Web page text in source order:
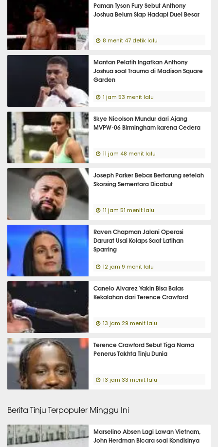
Paman Tyson Fury Sebut Anthony
Joshua Belum Siap Hadapi Duel Besar
8 menit 47 detik lalu
Mantan Pelatih Ingatkan Anthony
Joshua soal Trauma di Madison Square
Garden
1 jam 53 menit lalu
Skye Nicolson Mundur dari Ajang
MVPW-06 Birmingham karena Cedera
11 jam 48 menit lalu
Joseph Parker Bebas Bertarung setelah
Skorsing Sementara Dicabut
11 jam 51 menit lalu
Raven Chapman Jalani Operasi
Darurat Usai Kolaps Saat Latihan
Sparring
12 jam 9 menit lalu
Canelo Alvarez Yakin Bisa Balas
Kekalahan dari Terence Crawford
13 jam 29 menit lalu
Terence Crawford Sebut Tiga Nama
Penerus Takhta Tinju Dunia
13 jam 33 menit lalu
Berita Tinju Terpopuler Minggu Ini
Marselino Absen Lagi Lawan Vietnam,
John Herdman Bicara soal Kondisinya